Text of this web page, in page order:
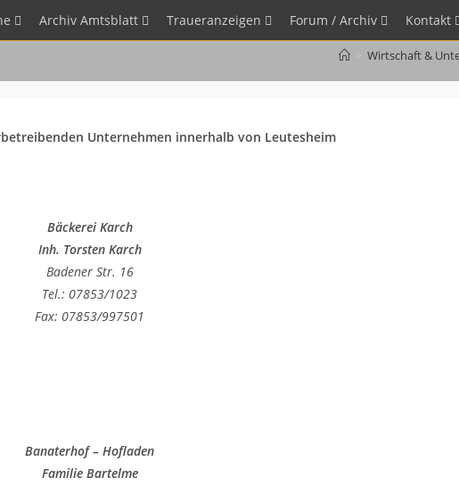
Archiv Amtsblatt Traueranzeigen Forum / Archiv Kontakt
Wirtschaft &
Unternehmen innerhalb von Leutesheim
Bäckerei Karch
Inh. Torsten Karch
Badener Str. 16
Tel.: 07853/1023
Fax: 07853/997501
Banaterhof – Hofladen
Familie Bartelme